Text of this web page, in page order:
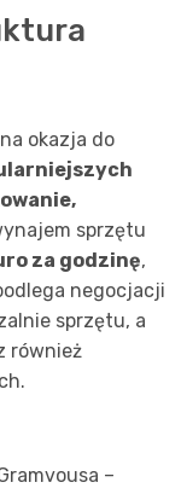
okazja do
sprzętu
za godzinę,
negocjacji
sprzętu, a
również
–